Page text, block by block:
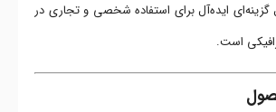
ایده‌آل برای استفاده شخصی و تجاری در
است.